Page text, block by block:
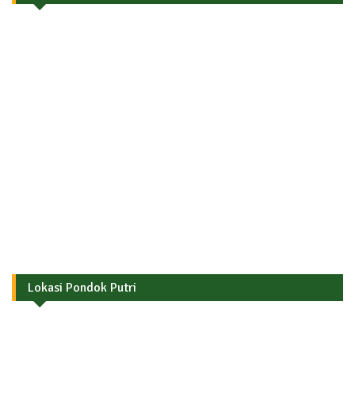
Lokasi Pondok Putri